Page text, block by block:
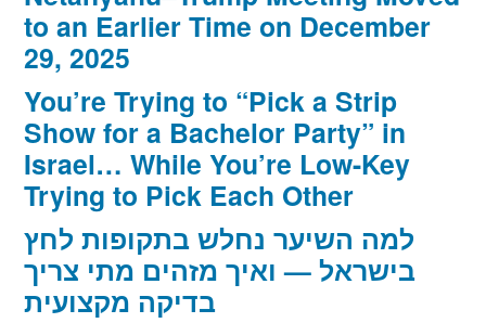
to an Earlier Time on December
29, 2025
You’re Trying to “Pick a Strip
Show for a Bachelor Party” in
Israel… While You’re Low-Key
Trying to Pick Each Other
למה השיער נחלש בתקופות לחץ
בישראל — ואיך מזהים מתי צריך
בדיקה מקצועית